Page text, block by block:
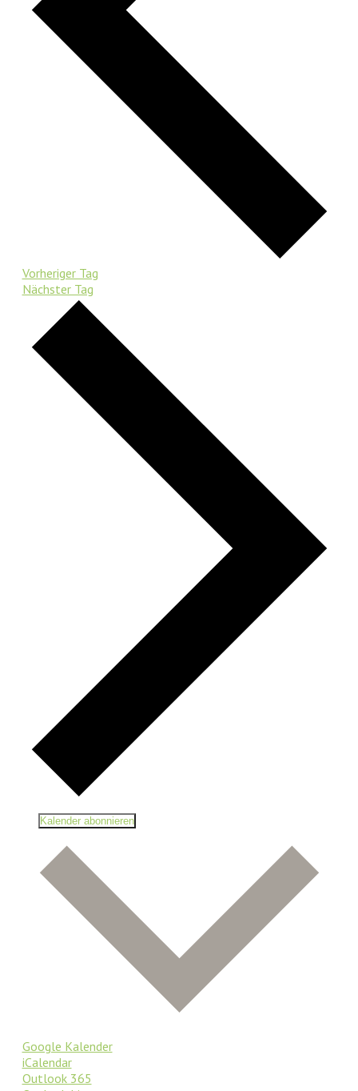
Vorheriger Tag
Nächster Tag
Kalender abonnieren
Google Kalender
iCalendar
Outlook 365